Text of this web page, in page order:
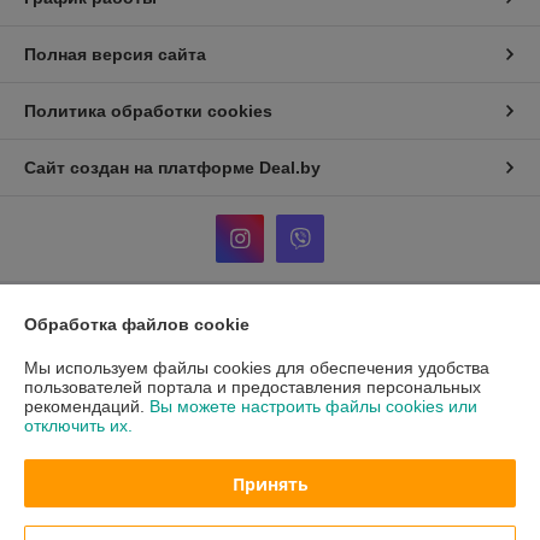
Полная версия сайта
Политика обработки cookies
Сайт создан на платформе Deal.by
Информация для покупателя
Индивидуальный предприниматель:Кузнецов Александр
Александрович
ул. Тикоцкого д2, кв52
району г. Минска
Обработка файлов cookie
Мы используем файлы cookies для обеспечения удобства
пользователей портала и предоставления персональных
рекомендаций. Вы можете настроить файлы cookies или
отключить их.
Принять